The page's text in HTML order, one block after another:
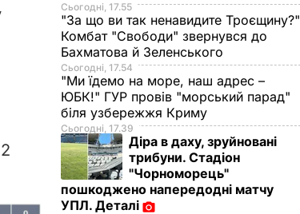
Сьогодні, 17.55
"За що ви так ненавидите Троєщину?"
Комбат "Свободи" звернувся до
Бахматова й Зеленського
Сьогодні, 17.54
"Ми їдемо на море, наш адрес –
ЮБК!" ГУР провів "морський парад"
біля узбережжя Криму
Сьогодні, 17.39
Діра в даху, зруйновані
трибуни. Стадіон
"Чорноморець"
пошкоджено напередодні матчу
УПЛ. Деталі